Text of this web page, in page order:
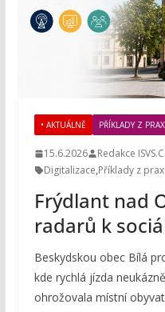
• AKTUÁLNĚ PŘÍKLADY Z
15.6.2026
Redakce
Digitalizace,Příklady z
Frýdlant nad
radarů k
Beskydskou obec Bílá
kde rychlá jízda
ohrožovala místní